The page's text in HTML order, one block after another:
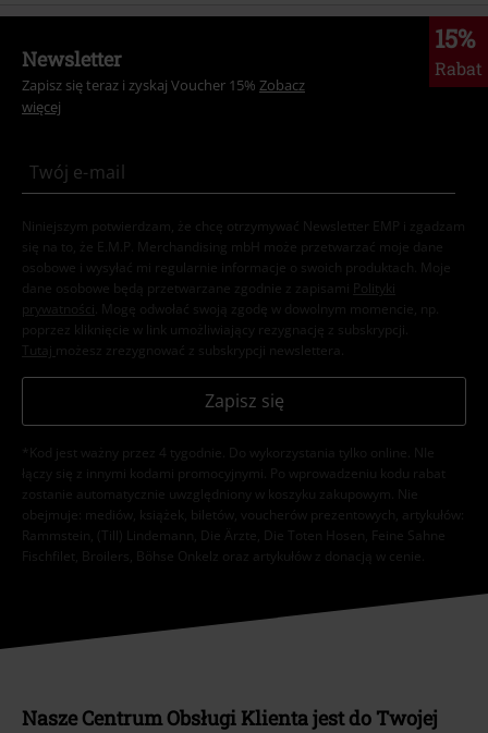
15%
Rabat
Newsletter
Zapisz się teraz i zyskaj Voucher 15% Zobacz
więcej
Niniejszym potwierdzam, że chcę otrzymywać Newsletter EMP i zgadzam
się na to, że E.M.P. Merchandising mbH może przetwarzać moje dane
osobowe i wysyłać mi regularnie informacje o swoich produktach. Moje
dane osobowe będą przetwarzane zgodnie z zapisami
Polityki
prywatności . Mogę odwołać swoją zgodę w dowolnym momencie, np.
poprzez kliknięcie w link umożliwiający rezygnację z subskrypcji.
Tutaj możesz zrezygnować z subskrypcji newslettera.
Zapisz się
*Kod jest ważny przez 4 tygodnie. Do wykorzystania tylko online. NIe
łączy się z innymi kodami promocyjnymi. Po wprowadzeniu kodu rabat
zostanie automatycznie uwzględniony w koszyku zakupowym. Nie
obejmuje: mediów, książek, biletów, voucherów prezentowych, artykułów:
Rammstein, (Till) Lindemann, Die Ärzte, Die Toten Hosen, Feine Sahne
Fischfilet, Broilers, Böhse Onkelz oraz artykułów z donacją w cenie.
Nasze Centrum Obsługi Klienta jest do Twojej